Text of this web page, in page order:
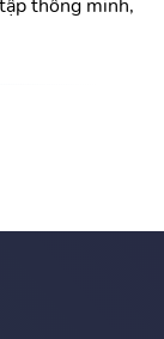
thông minh,